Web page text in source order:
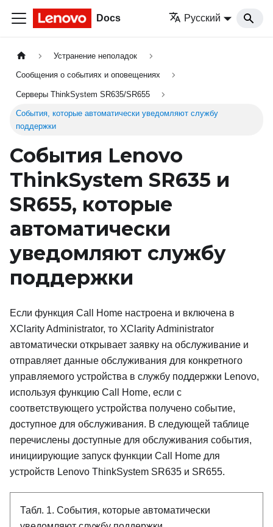
Docs Русский
Устранение неполадок
Сообщения о событиях и оповещениях
Серверы ThinkSystem SR635/SR655
События, которые автоматически уведомляют службу
поддержки
События Lenovo
ThinkSystem SR635 и
SR655, которые
автоматически
уведомляют службу
поддержки
Если функция Call Home настроена и включена в
XClarity Administrator, то XClarity Administrator
автоматически открывает заявку на обслуживание и
отправляет данные обслуживания для конкретного
управляемого устройства в службу поддержки Lenovo,
используя функцию Call Home, если с
соответствующего устройства получено событие,
доступное для обслуживания. В следующей таблице
перечислены доступные для обслуживания события,
инициирующие запуск функции Call Home для
устройств Lenovo ThinkSystem SR635 и SR655.
Табл. 1. События, которые автоматически